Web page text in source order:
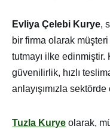
Evliya Çelebi Kurye,
bir firma olarak
tutmayı ilke
güvenilirlik, hızlı
anlayışımızla
Tuzla Kurye olarak,